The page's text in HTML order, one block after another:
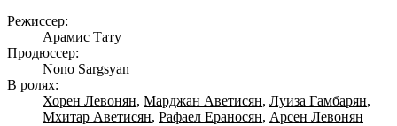
Режиссер:
Арамис Тату
Продюссер:
Nono Sargsyan
В ролях:
Хорен Левонян, Марджан Аветисян, Луиза Гамбарян,
Мхитар Аветисян, Рафаел Ераносян, Арсен Левонян